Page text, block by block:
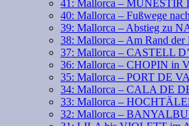
41: Mallorca –
40: Mallorca – Fußwege
39: Mallorca – Abstieg zu
38: Mallorca – Am Rand
37: Mallorca – CASTELL
36: Mallorca – CHOPIN in
35: Mallorca – PORT DE
34: Mallorca – CALA DE
33: Mallorca –
32: Mallorca –